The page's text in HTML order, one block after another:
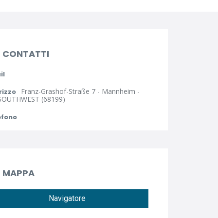
CONTATTI
Franz-Grashof-Straße 7 - Mannheim -
(68199)
MAPPA
Navigatore